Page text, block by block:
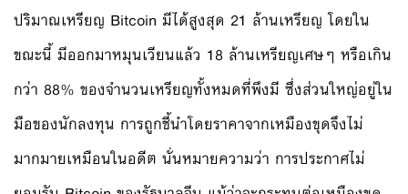
ปริมาณเหรียญ Bitcoin มีได้สูงสุด 21 ล้านเหรียญ โดยใน
ขณะนี้ มีออกมาหมุนเวียนแล้ว 18 ล้านเหรียญเศษๆ หรือเกิน
กว่า 88% ของจำนวนเหรียญทั้งหมดที่พึงมี ซึ่งส่วนใหญ่อยู่ใน
มือของนักลงทุน การถูกชี้นำโดยราคาจากเหมืองขุดจึงไม่
มากมายเหมือนในอดีต นั่นหมายความว่า การประกาศไม่